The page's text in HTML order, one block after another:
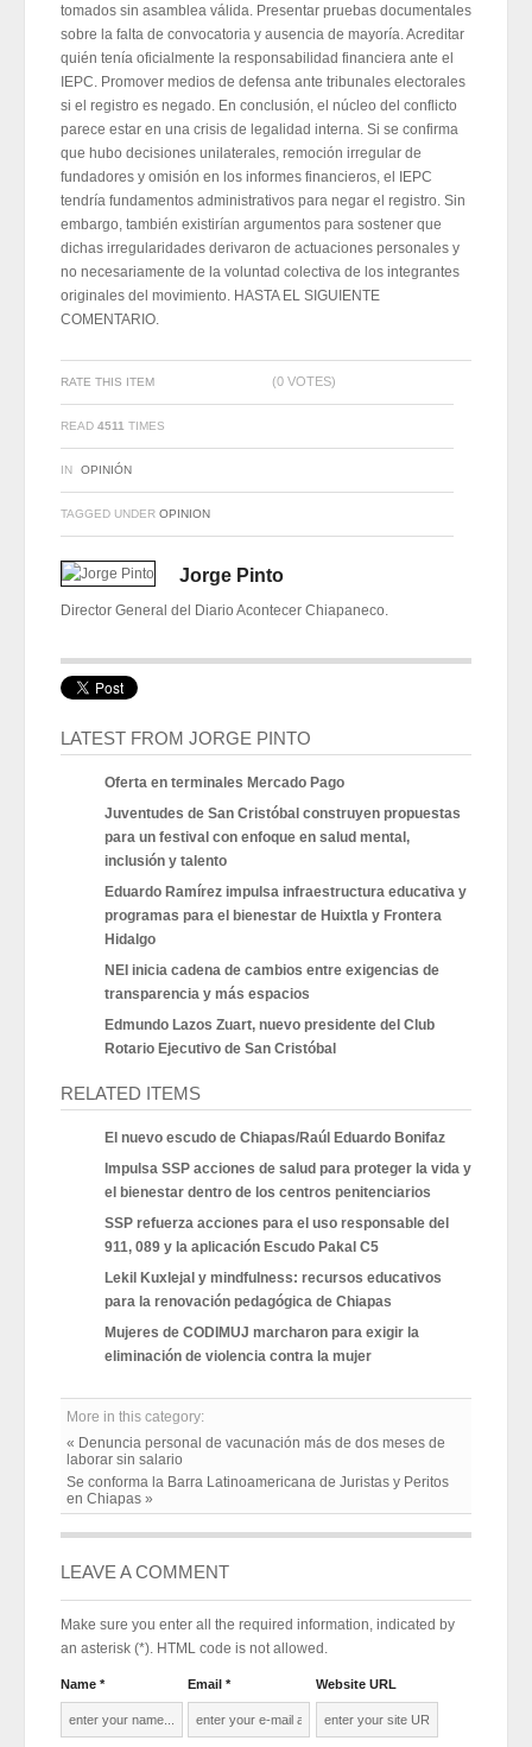
tomados sin asamblea válida. Presentar pruebas documentales
sobre la falta de convocatoria y ausencia de mayoría. Acreditar
quién tenía oficialmente la responsabilidad financiera ante el
IEPC. Promover medios de defensa ante tribunales electorales
si el registro es negado. En conclusión, el núcleo del conflicto
parece estar en una crisis de legalidad interna. Si se confirma
que hubo decisiones unilaterales, remoción irregular de
fundadores y omisión en los informes financieros, el IEPC
tendría fundamentos administrativos para negar el registro. Sin
embargo, también existirían argumentos para sostener que
dichas irregularidades derivaron de actuaciones personales y
no necesariamente de la voluntad colectiva de los integrantes
originales del movimiento. HASTA EL SIGUIENTE
COMENTARIO.
RATE THIS ITEM (0 VOTES)
READ 4511 TIMES
IN OPINIÓN
TAGGED UNDER OPINION
Jorge Pinto
Director General del Diario Acontecer Chiapaneco.
LATEST FROM JORGE PINTO
Oferta en terminales Mercado Pago
Juventudes de San Cristóbal construyen propuestas
para un festival con enfoque en salud mental,
inclusión y talento
Eduardo Ramírez impulsa infraestructura educativa y
programas para el bienestar de Huixtla y Frontera
Hidalgo
NEI inicia cadena de cambios entre exigencias de
transparencia y más espacios
Edmundo Lazos Zuart, nuevo presidente del Club
Rotario Ejecutivo de San Cristóbal
RELATED ITEMS
El nuevo escudo de Chiapas/Raúl Eduardo Bonifaz
Impulsa SSP acciones de salud para proteger la vida y
el bienestar dentro de los centros penitenciarios
SSP refuerza acciones para el uso responsable del
911, 089 y la aplicación Escudo Pakal C5
Lekil Kuxlejal y mindfulness: recursos educativos
para la renovación pedagógica de Chiapas
Mujeres de CODIMUJ marcharon para exigir la
eliminación de violencia contra la mujer
More in this category:
« Denuncia personal de vacunación más de dos meses de
laborar sin salario
Se conforma la Barra Latinoamericana de Juristas y Peritos
en Chiapas »
LEAVE A COMMENT
Make sure you enter all the required information, indicated by
an asterisk (*). HTML code is not allowed.
Name * Email * Website URL